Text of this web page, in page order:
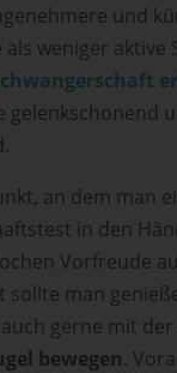
und
weniger aktive
gelenkschonend
an dem man
in den
Vorfreude
sollte man
gerne mit der
bewegen.